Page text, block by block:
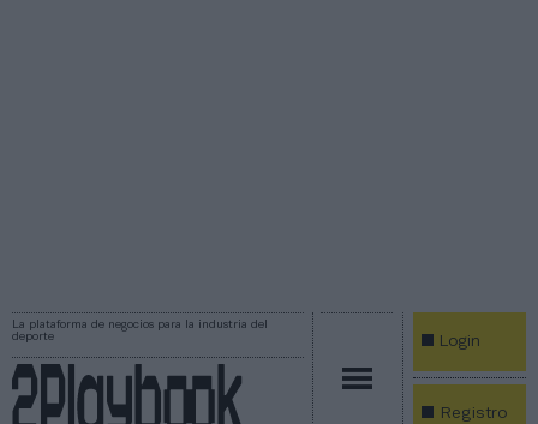
La plataforma de negocios para la industria del
deporte
Login
Registro